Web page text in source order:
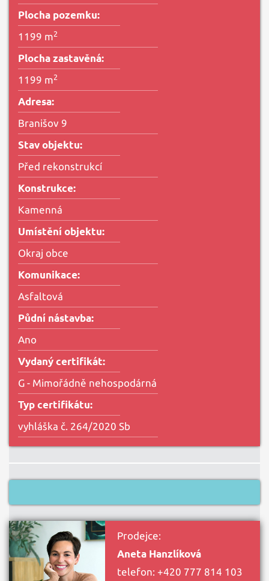
Plocha pozemku:
1199 m2
Plocha zastavěná:
1199 m2
Adresa:
Branišov 9
Stav objektu:
Před rekonstrukcí
Konstrukce:
Kamenná
Umístění objektu:
Okraj obce
Komunikace:
Asfaltová
Půdní nástavba:
Ano
Vydaný certifikát:
G - Mimořádně nehospodárná
Typ certifikátu:
vyhláška č. 264/2020 Sb
Prodejce:
Aneta Hanzlíková
telefon: +420 777 814 103